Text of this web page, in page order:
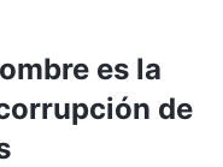
es la
de